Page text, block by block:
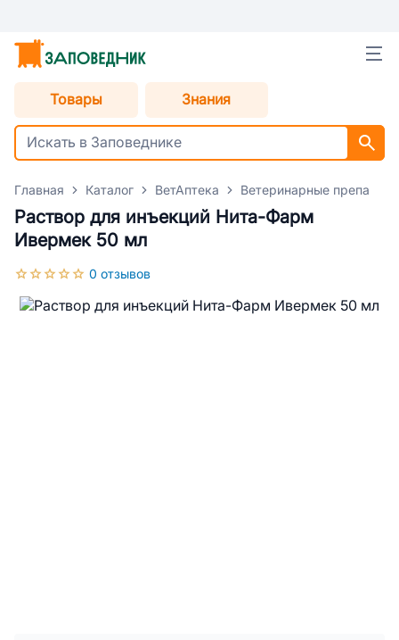
Товары Знания
Главная Каталог ВетАптека Ветеринарные
Раствор для инъекций Нита-Фарм
Ивермек 50 мл
0 отзывов